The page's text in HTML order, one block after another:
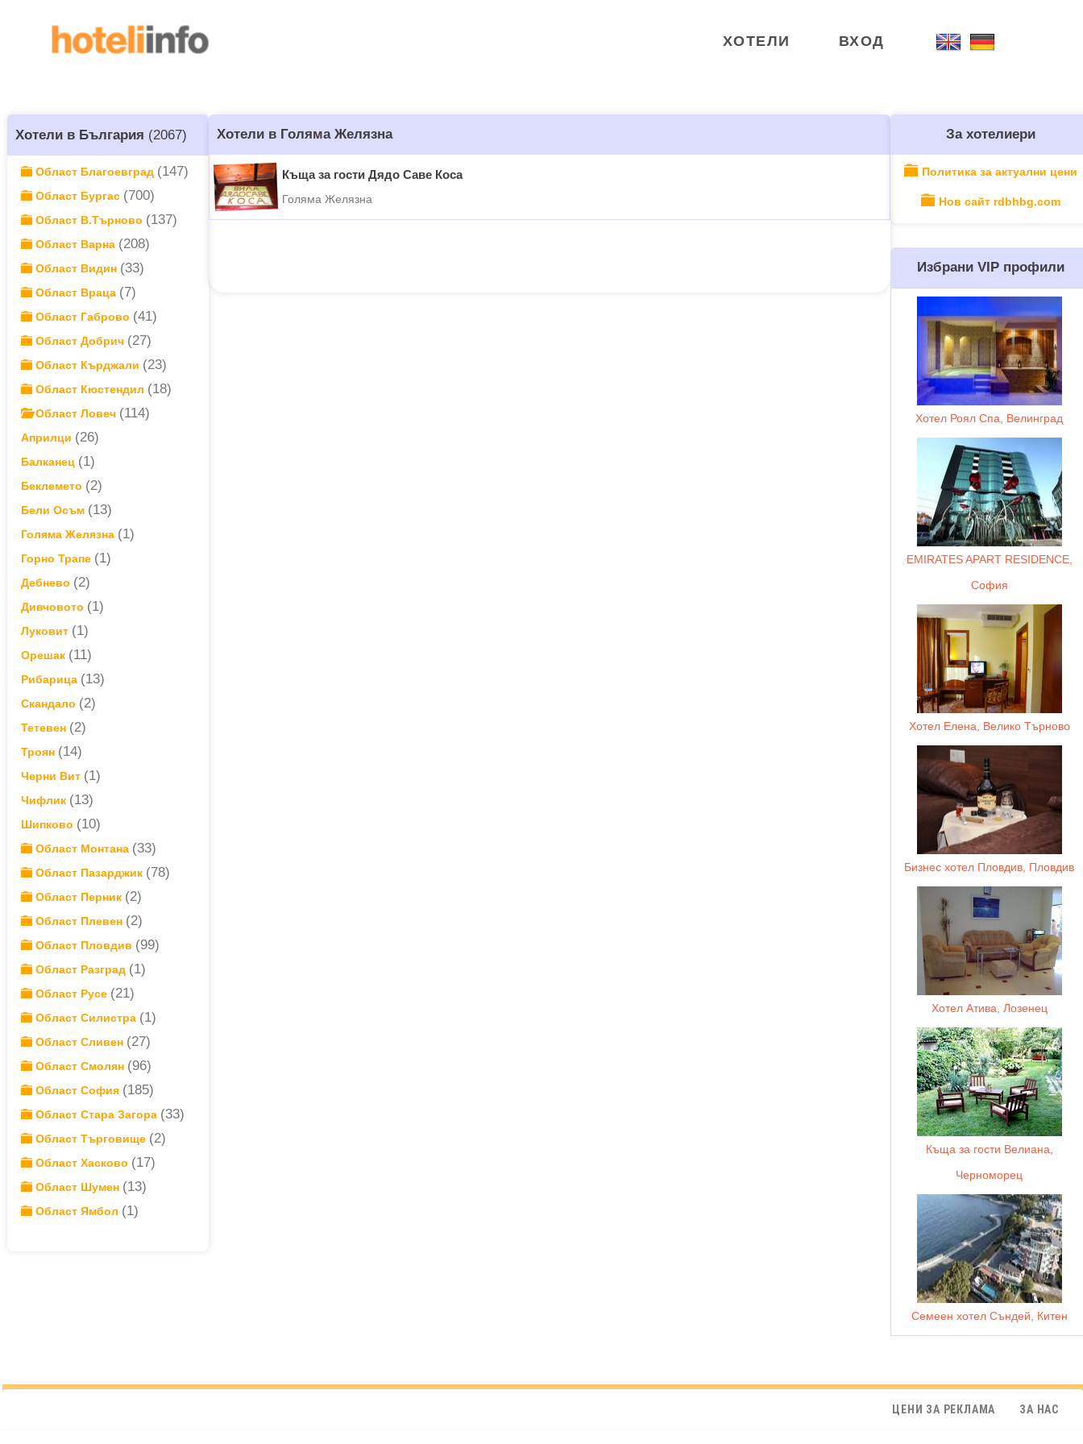
ХОТЕЛИ ВХОД
Хотели в България (2067)
Област Благоевград (147)
Област Бургас (700)
Област В.Търново (137)
Област Варна (208)
Област Видин (33)
Област Враца (7)
Област Габрово (41)
Област Добрич (27)
Област Кърджали (23)
Област Кюстендил (18)
Област Ловеч (114)
Априлци (26)
Балканец (1)
Беклемето (2)
Бели Осъм (13)
Голяма Желязна (1)
Горно Трапе (1)
Дебнево (2)
Дивчовото (1)
Луковит (1)
Орешак (11)
Рибарица (13)
Скандало (2)
Тетевен (2)
Троян (14)
Черни Вит (1)
Чифлик (13)
Шипково (10)
Област Монтана (33)
Област Пазарджик (78)
Област Перник (2)
Област Плевен (2)
Област Пловдив (99)
Област Разград (1)
Област Русе (21)
Област Силистра (1)
Област Сливен (27)
Област Смолян (96)
Област София (185)
Област Стара Загора (33)
Област Търговище (2)
Област Хасково (17)
Област Шумен (13)
Област Ямбол (1)
Хотели в Голяма Желязна
Къща за гости Дядо Саве Коса
Голяма Желязна
За хотелиери
Политика за актуални цени
Нов сайт rdbhbg.com
Избрани VIP профили
Хотел Роял Спа, Велинград
EMIRATES APART RESIDENCE,
София
Хотел Елена, Велико Търново
Бизнес хотел Пловдив, Пловдив
Хотел Атива, Лозенец
Къща за гости Велиана,
Черноморец
Семеен хотел Съндей, Китен
ЦЕНИ ЗА РЕКЛАМА ЗА НАС